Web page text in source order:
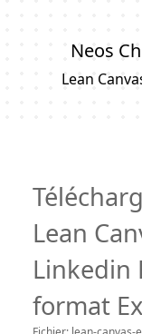
Neos
Lean
Lean
Linkedin
format